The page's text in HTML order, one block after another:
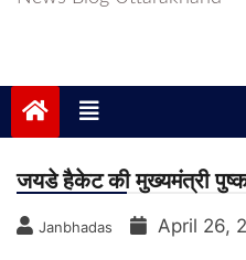
जयडे हैकेट की मुख्यमंत्री
Janbhadas April 26,